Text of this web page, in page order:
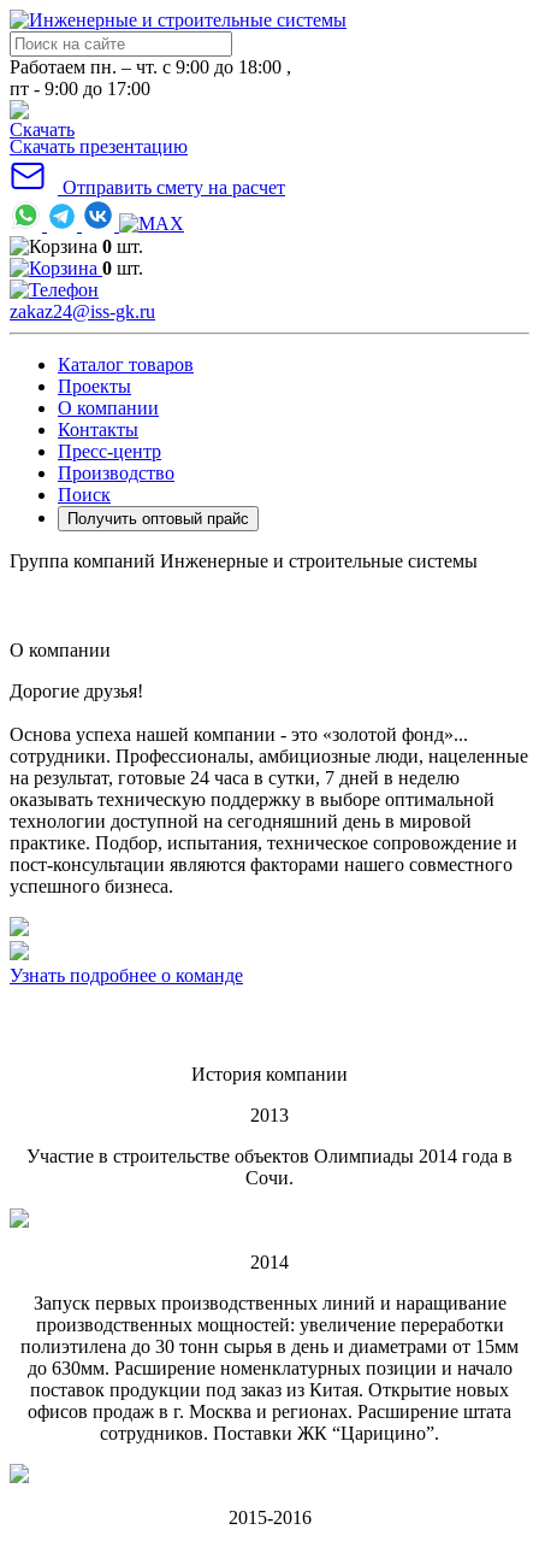
Работаем пн. – чт. с 9:00 до 18:00 ,
пт - 9:00 до 17:00
Скачать презентацию
Отправить смету на расчет
0 шт.
0 шт.
zakaz24@iss-gk.ru
Каталог товаров
Проекты
О компании
Контакты
Пресс-центр
Производство
Поиск
Получить оптовый прайс
Группа компаний Инженерные и строительные системы
О компании
Дорогие друзья!
Основа успеха нашей компании - это «золотой фонд»...
сотрудники. Профессионалы, амбициозные люди, нацеленные
на результат, готовые 24 часа в сутки, 7 дней в неделю
оказывать техническую поддержку в выборе оптимальной
технологии доступной на сегодняшний день в мировой
практике. Подбор, испытания, техническое сопровождение и
пост-консультации являются факторами нашего совместного
успешного бизнеса.
Узнать подробнее о команде
История компании
2013
Участие в строительстве объектов Олимпиады 2014 года в
Сочи.
2014
Запуск первых производственных линий и наращивание
производственных мощностей: увеличение переработки
полиэтилена до 30 тонн сырья в день и диаметрами от 15мм
до 630мм. Расширение номенклатурных позиции и начало
поставок продукции под заказ из Китая. Открытие новых
офисов продаж в г. Москва и регионах. Расширение штата
сотрудников. Поставки ЖК “Царицино”.
2015-2016